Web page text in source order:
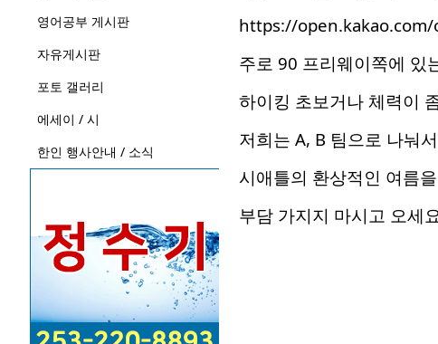
영어공부 게시판
자유게시판
포토 갤러리
에세이 / 시
한인 행사안내 / 소식
https://open.kakao.com/
주로 90 프리웨이쪽에 있
하이킹 초보거나 체력이
저희는 A, B 팀으로 나눠
시애틀의 환상적인 여름
부담 가지지 마시고 오세